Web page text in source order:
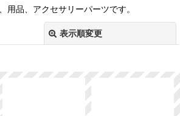
用品、アクセサリーパーツです。
表示順変更